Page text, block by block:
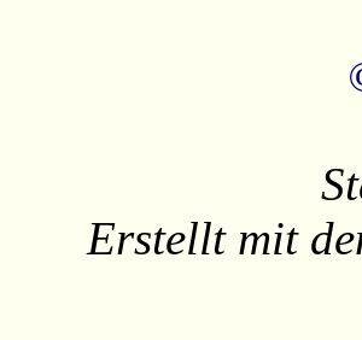
Erstellt mit